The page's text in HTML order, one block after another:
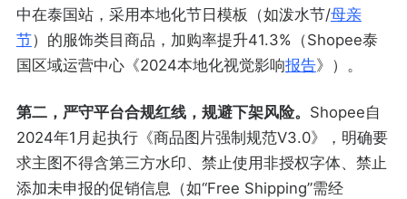
中在泰国站，采用本地化节日模板（如泼水节/母亲
节）的服饰类目商品，加购率提升41.3%（Shopee泰
国区域运营中心《2024本地化视觉影响报告》）。
第二，严守平台合规红线，规避下架风险。 Shopee自
2024年1月起执行《商品图片强制规范V3.0》，明确要
求主图不得含第三方水印、禁止使用非授权字体、禁止
添加未申报的促销信息（如“Free Shipping”需经